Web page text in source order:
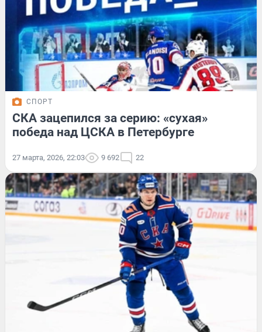
СПОРТ
СКА зацепился за серию: «сухая»
победа над ЦСКА в Петербурге
27 марта, 2026, 22:03 9 692 22